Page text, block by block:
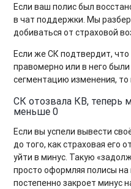
Если ваш полис был
в чат поддержки. Мы
добиваться от страховой
Если же СК подтвердит,
правомерно или в него
сегментацию изменения, то
СК отозвала КВ, теперь
меньше 0
Если вы успели вывести
до того, как страховая его
уйти в минус. Такую
просто оформляя полисы
постепенно закроет минус